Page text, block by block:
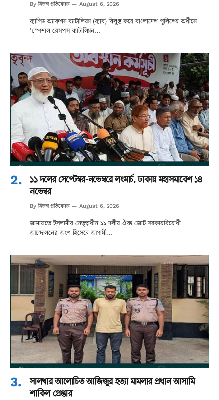
By নিজস্ব প্রতিবেদক August 6, 2026
র‌্যাপিড অ্যাকশন ব্যাটালিয়ন (র‌্যাব) বিলুপ্ত করে বাংলাদেশ পুলিশের অধীনে
‘স্পেশাল রেসপন্স ব্যাটালিয়ন…
১১ দলের সেপ্টেম্বর-নভেম্বরে লংমার্চ, ঢাকায় মহাসমাবেশ ১৪
নভেম্বর
By নিজস্ব প্রতিবেদক August 6, 2026
জামায়াতে ইসলামীর নেতৃত্বাধীন ১১ দলীয় ঐক্য জোট সরকারবিরোধী
আন্দোলনের অংশ হিসেবে আগামী…
সালথার আলোচিত আজিজুর হত্যা মামলার প্রধান আসামি
শাকিল গ্রেপ্তার